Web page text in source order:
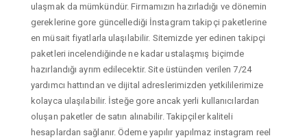
ulaşmak da mümkündür. Firmamızın hazırladığı ve dönemin
gereklerine gore güncellediği İnstagram takipçi paketlerine
en müsait fiyatlarla ulaşılabilir. Sitemizde yer edinen takipçi
paketleri incelendiğinde ne kadar ustalaşmış biçimde
hazırlandığı ayrım edilecektir. Site üstünden verilen 7/24
yardımcı hattından ve dijital adreslerimizden yetkililerimize
kolayca ulaşılabilir. İsteğe gore ancak yerli kullanıcılardan
oluşan paketler de satın alınabilir. Takipçiler kaliteli
hesaplardan sağlanır. Ödeme yapılır yapılmaz instagram reel